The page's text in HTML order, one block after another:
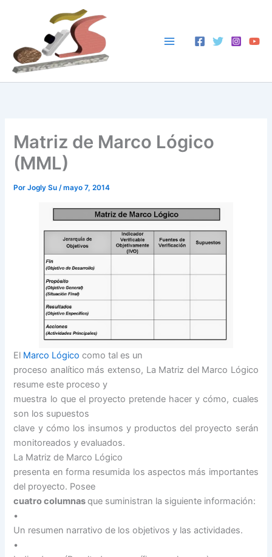
Matriz de Marco Lógico
(MML)
PorJogly Su/mayo 7, 2014
El Marco Lógico como tal es un
proceso analítico más extenso, La Matriz del Marco Lógico
resume este proceso y
muestra lo que el proyecto pretende hacer y cómo, cuales
son los supuestos
clave y cómo los insumos y productos del proyecto serán
monitoreados y evaluados.
La Matriz de Marco Lógico
presenta en forma resumida los aspectos más importantes
del proyecto. Posee
cuatro columnasque suministran la siguiente información:
•
Un resumen narrativo de los objetivos y las actividades.
•